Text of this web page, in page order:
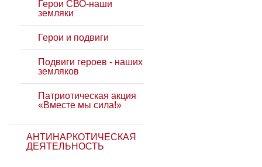
Герои СВО-наши
земляки
Герои и подвиги
Подвиги героев - наших
земляков
Патриотическая акция
«Вместе мы сила!»
АНТИНАРКОТИЧЕСКАЯ
ДЕЯТЕЛЬНОСТЬ